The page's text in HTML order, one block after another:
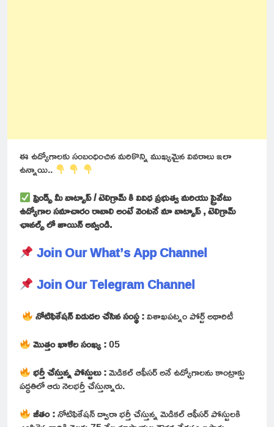
ఈ ఉద్యోగాలకు సంబంధించిన మరికొన్ని ముఖ్యమైన వివరాలు ఇలా
ఉన్నాయి..
ఫ్రెండ్స్ మీ వాట్సాప్ / టెలిగ్రామ్ కి వివిధ ప్రభుత్వ మరియు ప్రైవేటు
ఉద్యోగాల సమాచారం రావాలి అంటే వెంటనే మా వాట్సాప్ , టెలిగ్రామ్
ఛానల్స్ లో జాయిన్ అవ్వండి.
Join Our What’s App Channel
Join Our Telegram Channel
నోటిఫికేషన్ విడుదల చేసిన సంస్థ :విశాఖపట్నం పోర్ట్ అథారిటీ
మొత్తం ఖాళీల సంఖ్య :05
భర్తీ చేస్తున్న పోస్టులు :మెడికల్ ఆఫీసర్ అనే ఉద్యోగాలను కాంట్రాక్టు
పద్ధతిలో ఆరు నెలభర్తీ చేస్తున్నారు.
జీతం :నోటిఫికేషన్ ద్వారా భర్తీ చేస్తున్న మెడికల్ ఆఫీసర్ పోస్టులకి